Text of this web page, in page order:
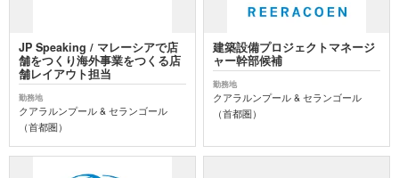
JP Speaking / マレーシアで店
舗をつくり海外事業をつくる店
舗レイアウト担当
勤務地
クアラルンプール & セランゴール
（首都圏）
建築設備プロジェクトマネージ
ャー幹部候補
勤務地
クアラルンプール & セランゴール
（首都圏）